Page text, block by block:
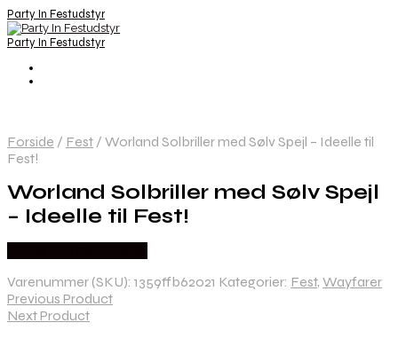
Party In Festudstyr
Party In Festudstyr
Forside / Fest / Worland Solbriller med Sølv Spejl – Ideelle til
Fest!
Worland Solbriller med Sølv Spejl
– Ideelle til Fest!
Varenummer (SKU): 1359ffb62021 Kategorier: Fest, Wayfarer
Previous Product
Next Product